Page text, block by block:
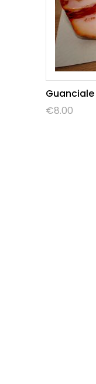
Guanciale
€8.00